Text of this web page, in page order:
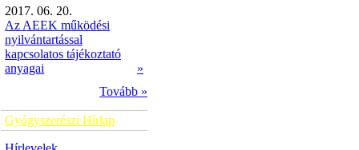
2017. 06. 20.
Az AEEK működési
nyilvántartással
kapcsolatos tájékoztató
anyagai
»
Tovább »
Gyógyszerészi Hírlap